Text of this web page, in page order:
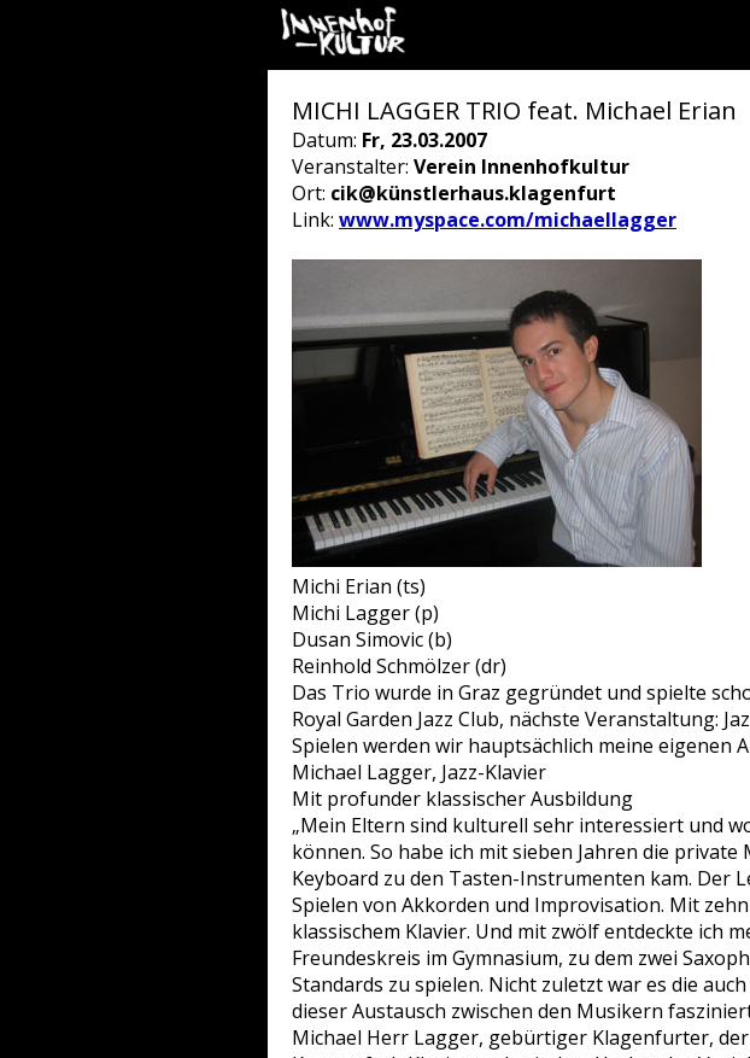
MICHI LAGGER TRIO feat. Michael Erian
Datum: Fr, 23.03.2007
Veranstalter: Verein Innenhofkultur
Ort: cik@künstlerhaus.klagenfurt
Link: www.myspace.com/michaellagger
Michi Erian (ts)
Michi Lagger (p)
Dusan Simovic (b)
Reinhold Schmölzer (dr)
Das Trio wurde in Graz gegründet und spielte
Royal Garden Jazz Club, nächste Veranstaltung:
Spielen werden wir hauptsächlich meine eigenen
Michael Lagger, Jazz-Klavier
Mit profunder klassischer Ausbildung
„Mein Eltern sind kulturell sehr interessiert und
können. So habe ich mit sieben Jahren die
Keyboard zu den Tasten-Instrumenten kam. Der
Spielen von Akkorden und Improvisation. Mit
klassischem Klavier. Und mit zwölf entdeckte ich
Freundeskreis im Gymnasium, zu dem zwei
Standards zu spielen. Nicht zuletzt war es die
dieser Austausch zwischen den Musikern
Michael Herr Lagger, gebürtiger Klagenfurter,